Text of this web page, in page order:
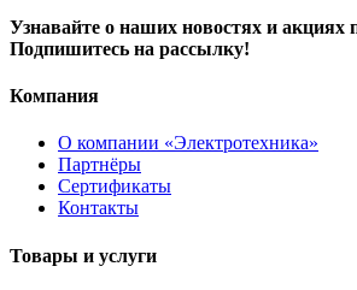
Узнавайте о наших новостях и акциях
Подпишитесь на рассылку!
Компания
О компании «Электротехника»
Партнёры
Сертификаты
Контакты
Товары и услуги